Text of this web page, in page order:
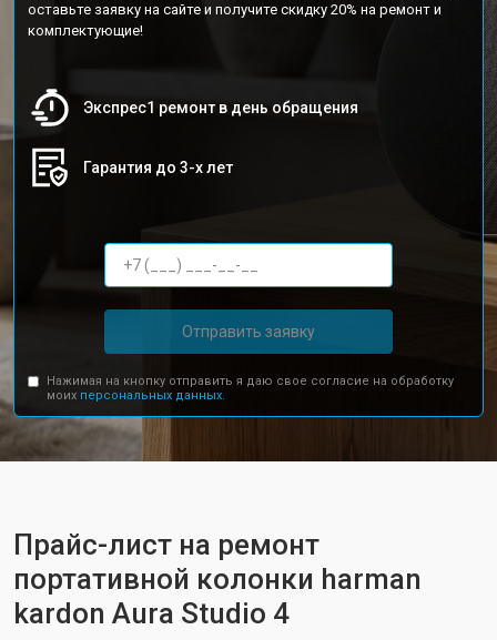
оставьте заявку на сайте и получите скидку 20% на ремонт и
комплектующие!
Экспрес1 ремонт в день обращения
Гарантия до 3-х лет
Отправить заявку
Нажимая на кнопку отправить я даю свое согласие на обработку
моих персональных данных.
Прайс-лист на ремонт
портативной колонки harman
kardon Aura Studio 4